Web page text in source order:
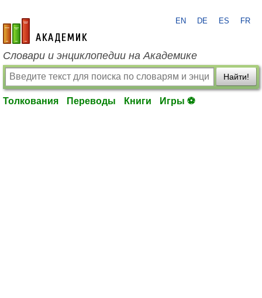
academic.ru
EN DE ES FR
Словари и энциклопедии на Академике
Найти!
Толкования Переводы Книги Игры ⚽